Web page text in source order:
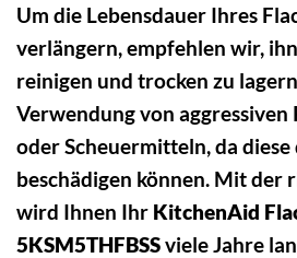
Um die Lebensdauer Ihres
verlängern, empfehlen wir,
reinigen und trocken zu
Verwendung von
oder Scheuermitteln, da
beschädigen können. Mit der
wird Ihnen Ihr KitchenAid
5KSM5THFBSSviele Jahre